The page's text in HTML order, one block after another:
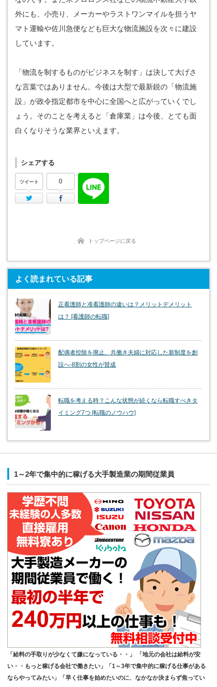
外にも、小売り、メーカーやラストワンマイルを担うヤ
マト運輸や佐川急便なども巨大な物流施設を次々に建設
しています。
「物流を制するものがビジネスを制す」は決して大げさ
な言葉ではありません。今後は大型で最新鋭の「物流施
設」が政令指定都市を中心に全国へと広がっていくでし
ょう。そのことを考えると「倉庫業」は今後、とても面
白くなりそうな業界といえます。
シェアする
ツイート
Twitter
0
Facebook
トップページに戻る
よく読まれている記事
正看護師と准看護師の違いは？メリットデメリット
は？ [看護師の転職]
配偶者控除を廃止、共働き夫婦に対応した新制度を創
設へ-8割の女性が賛成
転職を考える時？こんな状態が続くなら転職すべきタ
イミング7つ [転職のノウハウ]
1～2年で集中的に稼げる大手製造業の期間従業員
「給料の手取りが少なくて嫌になっている・・」 「地元の会社は給料が安
い・・もっと稼げる会社で働きたい」「1～3年で集中的に稼げる仕事がある
ならやってみたい」「早く仕事を始めたいのに、なかなか決まらず焦ってい